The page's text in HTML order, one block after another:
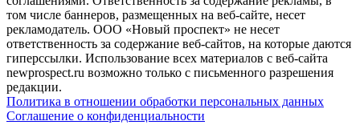
том числе баннеров, размещенных на веб-сайте, несет
рекламодатель. ООО «Новый проспект» не несет
ответственность за содержание веб-сайтов, на которые даются
гиперссылки. Использование всех материалов с веб-сайта
newprospect.ru возможно только с письменного разрешения
редакции.
Политика в отношении обработки персональных данных
Соглашение о конфиденциальности